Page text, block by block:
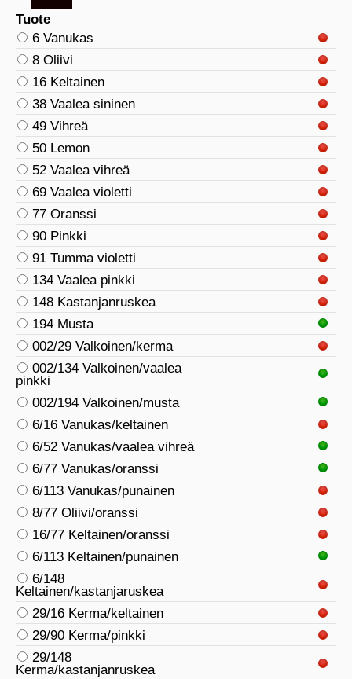
Tuote
6 Vanukas
8 Oliivi
16 Keltainen
38 Vaalea sininen
49 Vihreä
50 Lemon
52 Vaalea vihreä
69 Vaalea violetti
77 Oranssi
90 Pinkki
91 Tumma violetti
134 Vaalea pinkki
148 Kastanjanruskea
194 Musta
002/29 Valkoinen/kerma
002/134 Valkoinen/vaalea
pinkki
002/194 Valkoinen/musta
6/16 Vanukas/keltainen
6/52 Vanukas/vaalea vihreä
6/77 Vanukas/oranssi
6/113 Vanukas/punainen
8/77 Oliivi/oranssi
16/77 Keltainen/oranssi
6/113 Keltainen/punainen
6/148
Keltainen/kastanjaruskea
29/16 Kerma/keltainen
29/90 Kerma/pinkki
29/148
Kerma/kastanjanruskea